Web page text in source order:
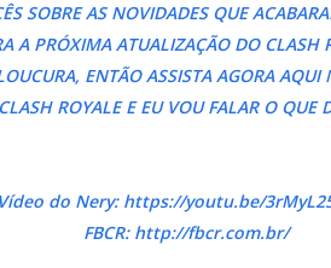
SOBRE AS NOVIDADES QUE
A PRÓXIMA ATUALIZAÇÃO DO CLASH
ENTÃO ASSISTA AGORA
ROYALE E EU VOU FALAR O QUE
Vídeo do Nery: https://youtu.be/
FBCR: http://fbcr.com.br/